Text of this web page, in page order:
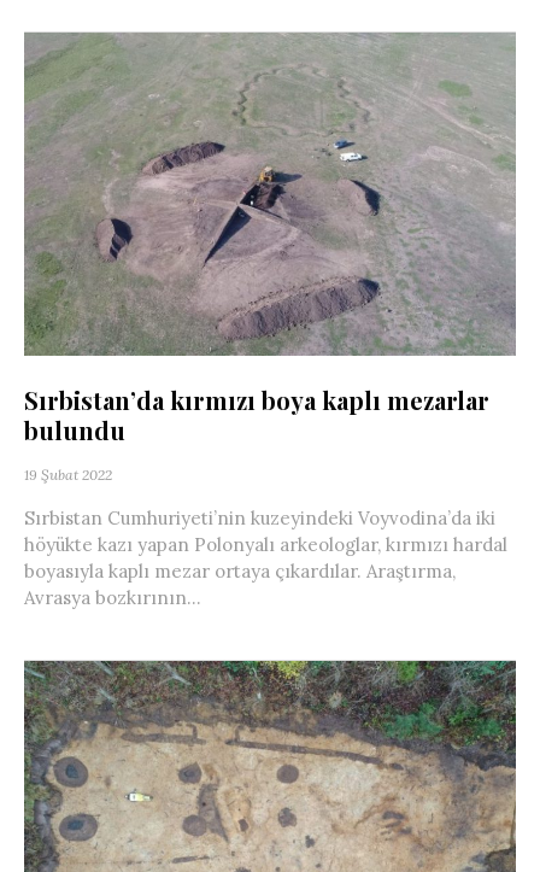
Sırbistan’da kırmızı boya kaplı mezarlar
bulundu
19 Şubat 2022
Sırbistan Cumhuriyeti’nin kuzeyindeki Voyvodina’da iki
höyükte kazı yapan Polonyalı arkeologlar, kırmızı hardal
boyasıyla kaplı mezar ortaya çıkardılar. Araştırma,
Avrasya bozkırının...